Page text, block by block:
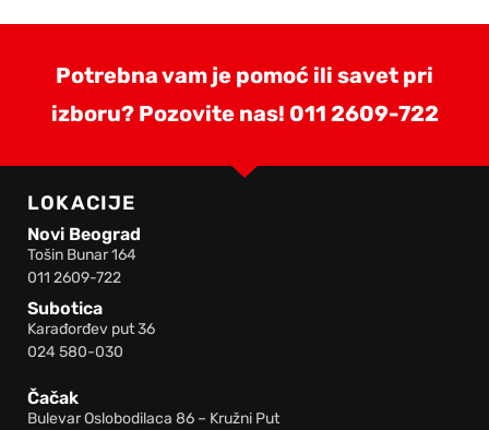
Potrebna vam je pomoć ili savet pri
izboru? Pozovite nas! 011 2609-722
LOKACIJE
Novi Beograd
Tošin Bunar 164
011 2609-722
Subotica
Karađorđev put 36
024 580-030
Čačak
Bulevar Oslobodilaca 86 – Kružni Put